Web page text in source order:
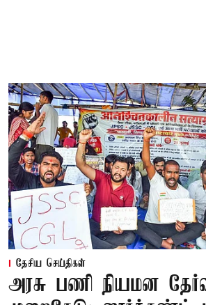
தேசிய செய்திகள்
அரசு பணி நியமன